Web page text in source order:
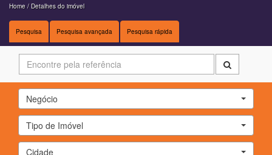
Home / Detalhes do imóvel
Pesquisa Pesquisa avançada Pesquisa rápida
Negócio
Tipo de Imóvel
Cidade